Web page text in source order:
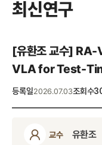
최신연구
[유환조 교수]
VLA for Test-
등록일2026.07.03조회수
교수 유환조